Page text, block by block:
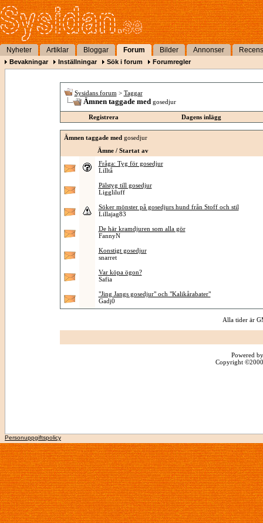
Nyheter Artiklar Bloggar Forum Bilder Annonser
Bevakningar Inställningar Sök i forum Forumregler
Sysidans forum > Taggar
Ämnen taggade med gosedjur
Registrera Dagens inlägg
Ämnen taggade med gosedjur
Ämne / Startat av
Fråga: Tyg för gosedjur
Lilltå
Pälstyg till gosedjur
Liggliluff
Söker mönster på gosedjurs hund från Stoff och stil
Lillajag83
De här kramdjuren som alla gör
FannyN
Konstigt gosedjur
snarret
Var köpa ögon?
Safia
"Jing Jangs gosedjur" och "Kalikårabater"
Gadj0
Alla tider är
Powered
Copyright
Personuppgiftspolicy